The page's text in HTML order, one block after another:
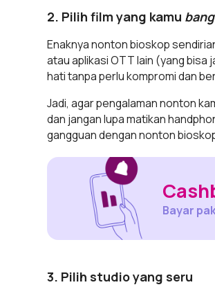
2. Pilih film yang kamu
Enaknya nonton bioskop
atau aplikasi OTT lain (yang bisa
hati tanpa perlu kompromi dan
Jadi, agar pengalaman nonton
dan jangan lupa matikan
gangguan dengan nonton
Bayar
3. Pilih studio yang seru